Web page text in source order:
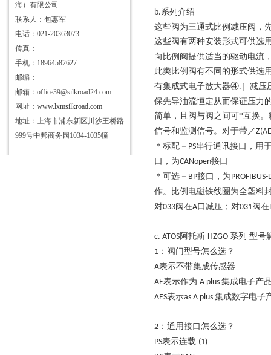
海）有限公司
联系人：包惠军
电话：021-20363073
传真：
手机：18964582627
邮编：
邮箱：office39@silkroad24.com
网址： www.lxmsilkroad.com
地址：上海市浦东新区川沙王桥路
999号中邦商务园1034-1035幢
b.系列介绍
这些阀为三通式比例减压阀，
这些阀有两种安装形式可供选
向比例阀提供适当的驱动电流
此类比例阀有不同的形式供选
有集成式电子放大器④. ］减压
保先导油流恒定从而保证压力
简单，且阀与阀之间可*互换
信号和监测信号。对于带／
＊标配－ PS串行通讯接口，用
口，为CANopen接口
＊可选－ BP接口，为PROFIBUS-
作。比例电磁铁线圈为全塑料
对033阀在A口减压；对031阀在
c. ATOS阿托斯 HZGO 系列 型号
1 ：阀门型号怎么选？
A表示不带集成传感器
AE表示作为 A plus 集成电子产
AES表示as A plus 集成数字电子
2 ：通用接口怎么选？
PS表示连载 (1)